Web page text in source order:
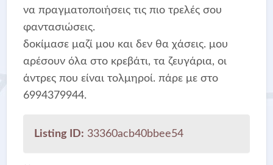
να πραγματοποιήσεις τις πιο τρελές σου
φαντασιώσεις.
δοκίμασε μαζί μου και δεν θα χάσεις. μου
αρέσουν όλα στο κρεβάτι, τα ζευγάρια, οι
άντρες που είναι τολμηροί. πάρε με στο
6994379944.
Listing ID: 33360acb40bbee54